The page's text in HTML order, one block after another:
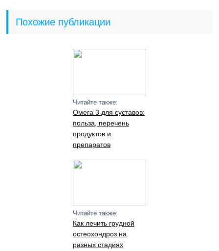
Похожие публикации
Читайте также:
Омега 3 для суставов:
польза, перечень
продуктов и
препаратов
Читайте также:
Как лечить грудной
остеохондроз на
разных стадиях